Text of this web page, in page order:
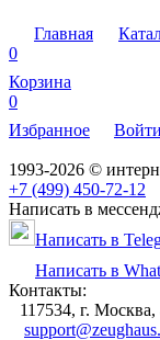
Главная
0
Корзина
0
Избранное
Войти
1993-2026 ©
+7 (499) 450-72-12
Написать в
Написать в
Написать в
Контакты:
117534, г. Москва,